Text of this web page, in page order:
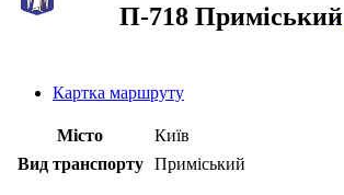
П-718 Приміський
Картка маршруту
Місто
Київ
Вид транспорту
Приміський